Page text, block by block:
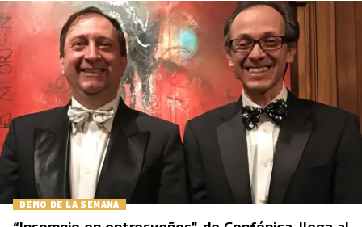
DEMO DE LA SEMANA